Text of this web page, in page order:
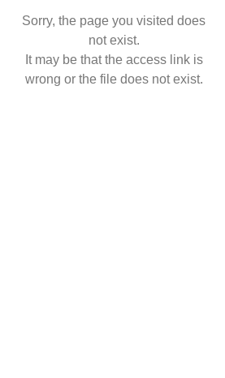
Sorry, the page you visited does
not exist.
It may be that the access link is
wrong or the file does not exist.